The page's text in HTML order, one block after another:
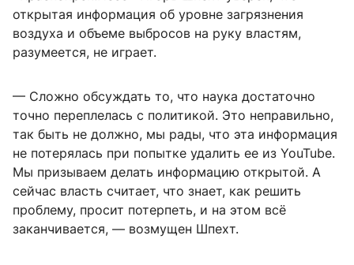
открытая информация об уровне загрязнения
воздуха и объеме выбросов на руку властям,
разумеется, не играет.
— Сложно обсуждать то, что наука достаточно
точно переплелась с политикой. Это неправильно,
так быть не должно, мы рады, что эта информация
не потерялась при попытке удалить ее из YouTube.
Мы призываем делать информацию открытой. А
сейчас власть считает, что знает, как решить
проблему, просит потерпеть, и на этом всё
заканчивается, — возмущен Шпехт.